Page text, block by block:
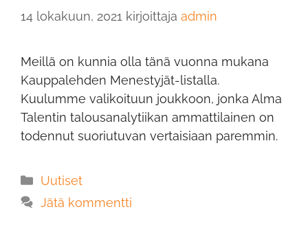
14 lokakuun, 2021 kirjoittaja admin
Meillä on kunnia olla tänä vuonna mukana
Kauppalehden Menestyjät-listalla.
Kuulumme valikoituun joukkoon, jonka Alma
Talentin talousanalytiikan ammattilainen on
todennut suoriutuvan vertaisiaan paremmin.
Uutiset
Jätä kommentti